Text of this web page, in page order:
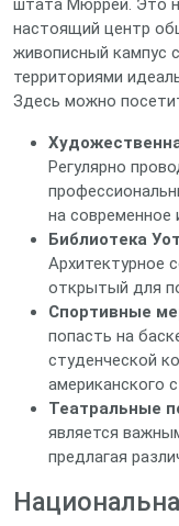
штата Мюррей. Это
настоящий центр
живописный кампус
территориями
Здесь можно
Регулярно
на современное
Библиотека
Архитектурное
открытый для
Спортивные
попасть на
студенческой
американского
Театральные
является
предлагая